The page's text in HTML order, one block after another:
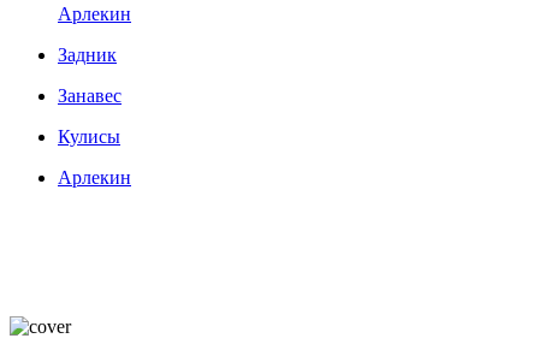
Арлекин
Задник
Занавес
Кулисы
Арлекин